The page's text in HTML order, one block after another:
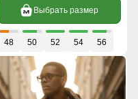
Выбрать размер
48 50 52 54 56